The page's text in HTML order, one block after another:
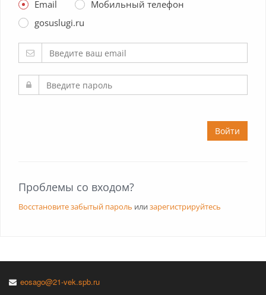
Email
Мобильный телефон
gosuslugi.ru
Войти
Проблемы со входом?
Восстановите забытый пароль илизарегистрируйтесь
eosago@21-vek.spb.ru